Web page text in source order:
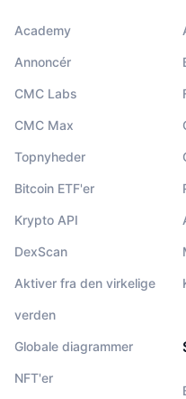
Academy
Annoncér
CMC Labs
CMC Max
Topnyheder
Bitcoin ETF'er
Krypto API
DexScan
Aktiver fra den virkelige
verden
Globale diagrammer
NFT'er